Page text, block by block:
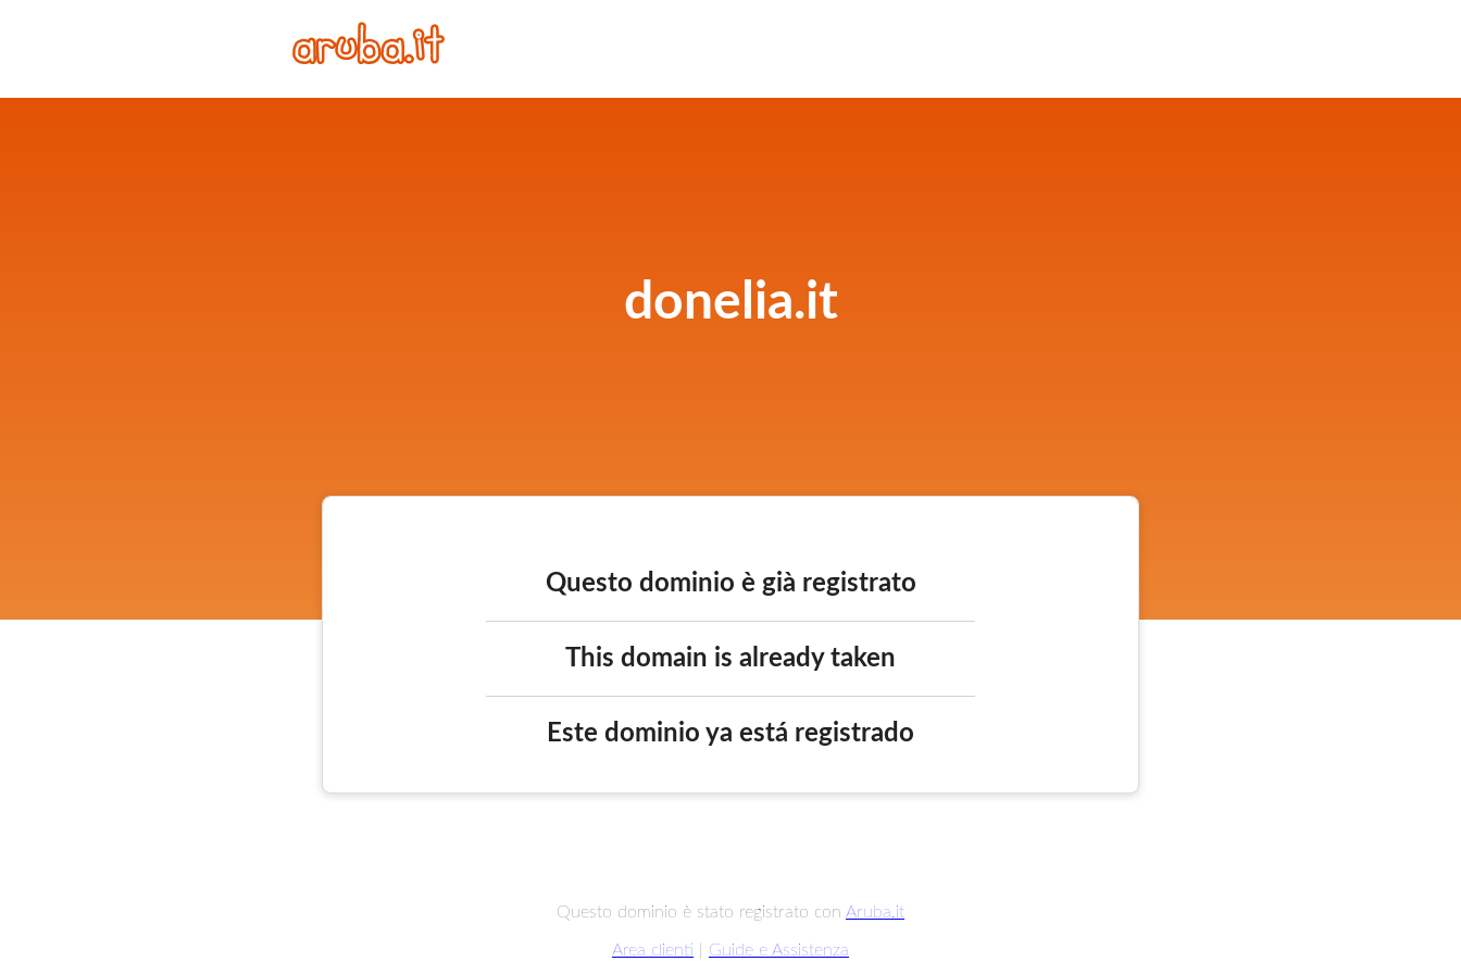
donelia.it
Questo dominio è già registrato
This domain is already taken
Este dominio ya está registrado
Questo dominio è stato registrato con Aruba.it
Area clienti Guide e Assistenza